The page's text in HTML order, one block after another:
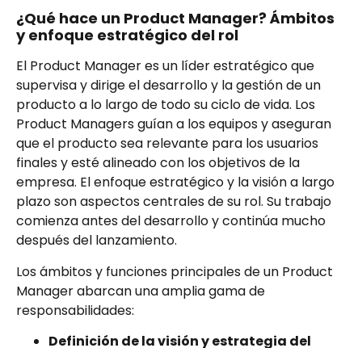
¿Qué hace un Product Manager? Ámbitos
y enfoque estratégico del rol
El Product Manager es un líder estratégico que
supervisa y dirige el desarrollo y la gestión de un
producto a lo largo de todo su ciclo de vida. Los
Product Managers guían a los equipos y aseguran
que el producto sea relevante para los usuarios
finales y esté alineado con los objetivos de la
empresa. El enfoque estratégico y la visión a largo
plazo son aspectos centrales de su rol. Su trabajo
comienza antes del desarrollo y continúa mucho
después del lanzamiento.
Los ámbitos y funciones principales de un Product
Manager abarcan una amplia gama de
responsabilidades:
Definición de la visión y estrategia del